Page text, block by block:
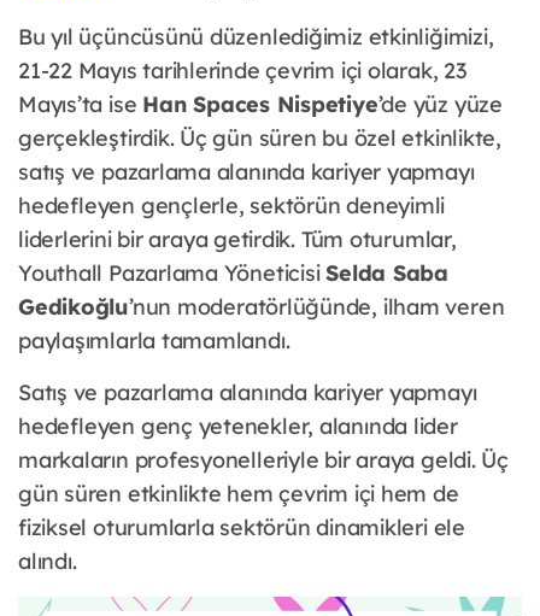
Bu yıl üçüncüsünü düzenlediğimiz etkinliğimizi,
21-22 Mayıs tarihlerinde çevrim içi olarak, 23
Mayıs’ta ise Han Spaces Nispetiye’de yüz yüze
gerçekleştirdik. Üç gün süren bu özel etkinlikte,
satış ve pazarlama alanında kariyer yapmayı
hedefleyen gençlerle, sektörün deneyimli
liderlerini bir araya getirdik. Tüm oturumlar,
Youthall Pazarlama YöneticisiSelda Saba
Gedikoğlu’nun moderatörlüğünde, ilham veren
paylaşımlarla tamamlandı.
Satış ve pazarlama alanında kariyer yapmayı
hedefleyen genç yetenekler, alanında lider
markaların profesyonelleriyle bir araya geldi. Üç
gün süren etkinlikte hem çevrim içi hem de
fiziksel oturumlarla sektörün dinamikleri ele
alındı.